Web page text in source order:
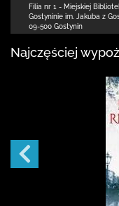
Filia nr 1 - Miejskiej
Gostyninie im. Jakuba z
09-500 Gostynin
Najczęściej